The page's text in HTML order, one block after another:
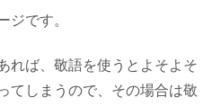
ジです。
れば、敬語を使うとよそよそ
てしまうので、その場合は敬